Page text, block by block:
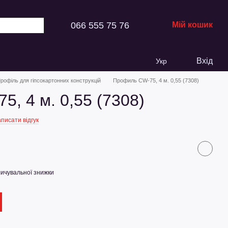
066 555 75 76 Мій кошик
Укр Вхід
для гіпсокартонних конструкцій Профиль CW-75, 4 м. 0,55 (7308)
4 м. 0,55 (7308)
відгук
знижки